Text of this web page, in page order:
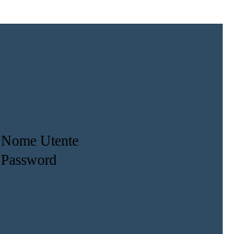
Nome Utente
Password